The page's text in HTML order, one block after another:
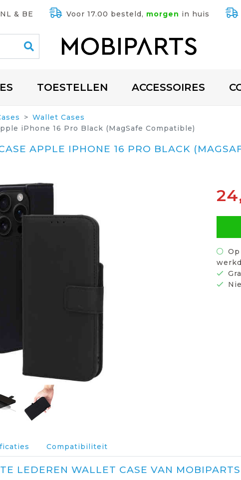
& BE Voor 17.00 besteld, morgen in huis
TOESTELLEN ACCESSOIRES
Wallet Cases
iPhone 16 Pro Black (MagSafe Compatible)
APPLE IPHONE 16 PRO BLACK
Compatibiliteit
LEDEREN WALLET CASE VAN MOBIPARTS